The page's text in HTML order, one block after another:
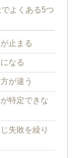
よくある5つ
止まる
なる
が違う
特定できな
失敗を繰り